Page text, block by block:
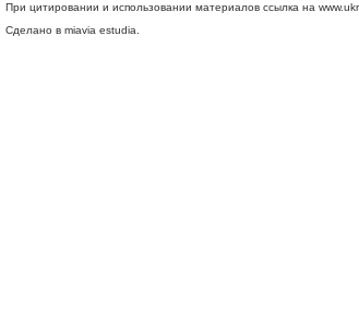
При цитировании и использовании материалов ссылка на
Сделано в miavia estudia.